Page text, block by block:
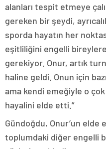
alanları tespit etmeye
gereken bir şeydi,
sporda hayatın her
eşitliliğini engelli
gerekiyor. Onur, artık
haline geldi. Onun için
ama kendi emeğiyle o
hayalini elde etti.”
Gündoğdu, Onur’un
toplumdaki diğer engelli